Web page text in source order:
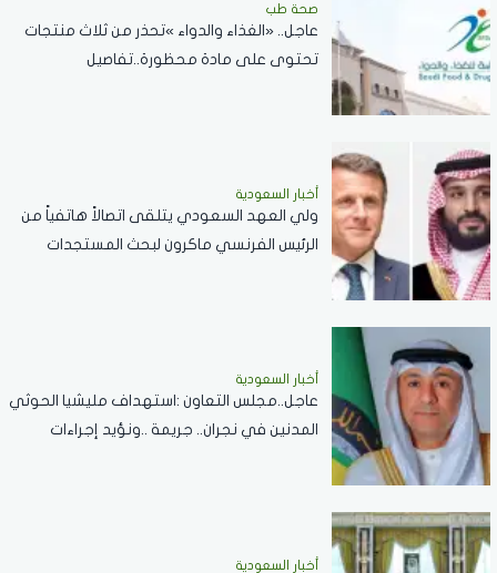
صحة طب
عاجل.. «الغذاء والدواء »تحذر من ثلاث منتجات
تحتوى على مادة محظورة..تفاصيل
أخبار السعودية
ولي العهد السعودي يتلقى اتصالاً هاتفياً من
الرئيس الفرنسي ماكرون لبحث المستجدات
أخبار السعودية
عاجل..مجلس التعاون :استهداف مليشيا الحوثي
المدنين في نجران.. جريمة ..ونؤيد إجراءات
أخبار السعودية